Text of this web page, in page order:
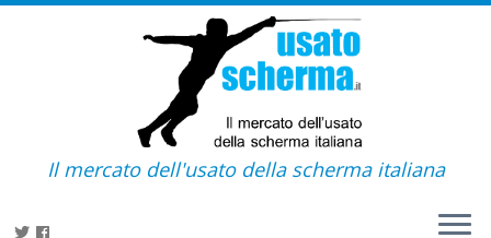
Il mercato dell'usato della scherma italiana